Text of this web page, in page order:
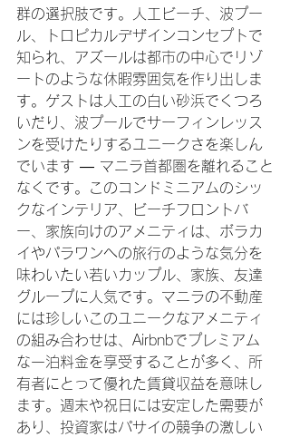
群の選択肢です。人工ビーチ、波プー
ル、トロピカルデザインコンセプトで
知られ、アズールは都市の中心でリゾ
ートのような休暇雰囲気を作り出しま
す。ゲストは人工の白い砂浜でくつろ
いだり、波プールでサーフィンレッス
ンを受けたりするユニークさを楽しん
でいます — マニラ首都圏を離れること
なくです。このコンドミニアムのシッ
クなインテリア、ビーチフロントバ
ー、家族向けのアメニティは、ボラカ
イやパラワンへの旅行のような気分を
味わいたい若いカップル、家族、友達
グループに人気です。マニラの不動産
には珍しいこのユニークなアメニティ
の組み合わせは、Airbnbでプレミアム
な一泊料金を享受することが多く、所
有者にとって優れた賃貸収益を意味し
ます。週末や祝日には安定した需要が
あり、投資家はパサイの競争の激しい